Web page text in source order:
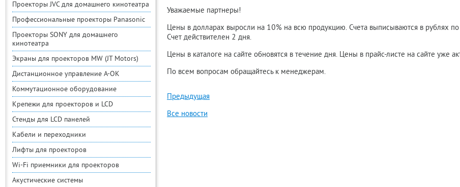
Проекторы JVC для домашнего кинотеатра
Профессиональные проекторы Panasonic
Проекторы SONY для домашнего
кинотеатра
Экраны для проекторов MW (JT Motors)
Дистанционное управление A-OK
Коммутационное оборудование
Крепежи для проекторов и LCD
Стенды для LCD панелей
Кабели и переходники
Лифты для проекторов
Wi-Fi приемники для проекторов
Акустические системы
Уважаемые партнеры!
Цены в долларах выросли на 10% на всю продукцию. Счета выписываются в рублях
Счет действителен 2 дня.
Цены в каталоге на сайте обновятся в течение дня. Цены в прайс-листе на сайте уже
По всем вопросам обращайтесь к менеджерам.
Предыдущая
Все новости